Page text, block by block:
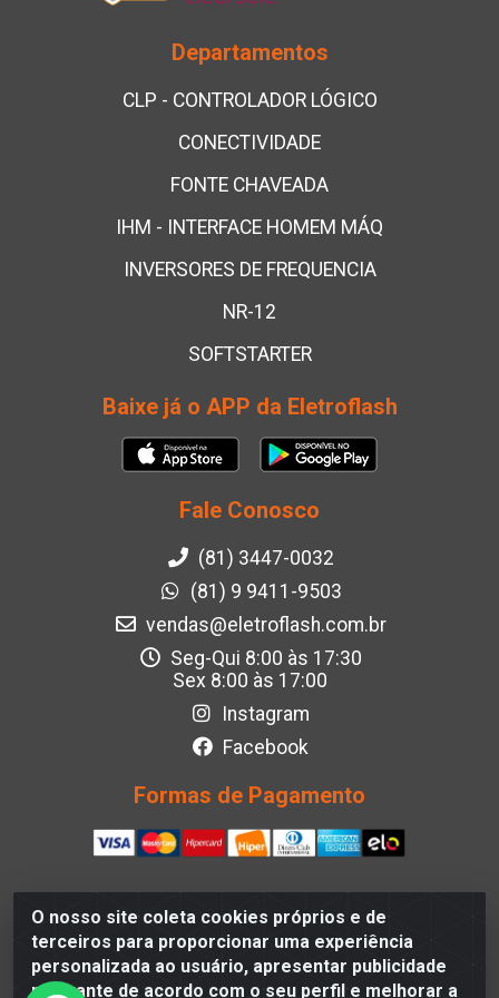
O nosso site coleta cookies próprios e de
terceiros para proporcionar uma experiência
personalizada ao usuário, apresentar publicidade
relevante de acordo com o seu perfil e melhorar a
Departamentos
CLP - CONTROLADOR LÓGICO
CONECTIVIDADE
FONTE CHAVEADA
IHM - INTERFACE HOMEM MÁQ
INVERSORES DE FREQUENCIA
NR-12
SOFTSTARTER
Baixe já o APP da Eletroflash
Fale Conosco
(81) 3447-0032
(81) 9 9411-9503
vendas@eletroflash.com.br
Seg-Qui 8:00 às 17:30
Sex 8:00 às 17:00
Instagram
Facebook
Formas de Pagamento
Eletroflash - R. Maj. Justino da Silveira, 202 - Afogados,
Recife - PE, 50830-390, Brazil - CNPJ 05.012.582/0001-
40